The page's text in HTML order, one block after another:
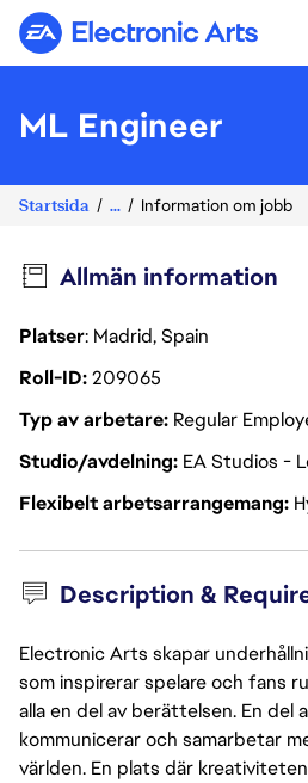
Electronic Arts
ML Engineer
Startsida ... Information om jobb
Allmän information
Platser: Madrid, Spain
Roll-ID209065
Typ av arbetare Regular
Studio/avdelning EA Studios -
Flexibelt arbetsarrangemang
Description &
Electronic Arts skapar
som inspirerar spelare och fans
alla en del av berättelsen. En del
kommunicerar och samarbetar
världen. En plats där